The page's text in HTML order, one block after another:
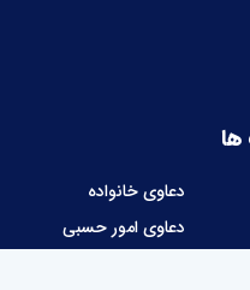
دعاوی خانواده
دعاوی امور حسبی